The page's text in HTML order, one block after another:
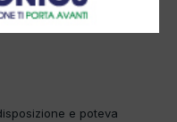
e poteva